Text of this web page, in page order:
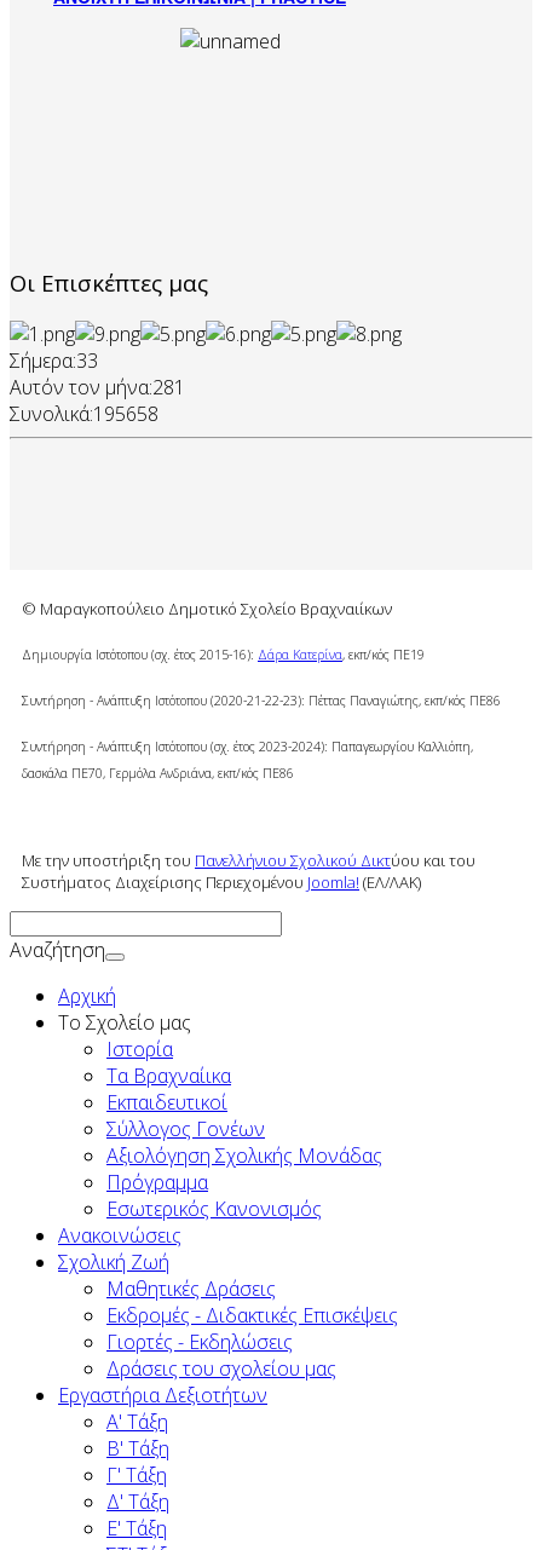
Οι Επισκέπτες μας
Σήμερα:33
Αυτόν τον μήνα:281
Συνολικά:195658
© Μαραγκοπούλειο Δημοτικό Σχολείο Βραχναιίκων
Δημιουργία Ιστότοπου (σχ. έτος 2015-16): Δάρα Κατερίνα, εκπ/κός ΠΕ19
Συντήρηση - Ανάπτυξη Ιστότοπου (2020-21-22-23): Πέττας Παναγιώτης, εκπ/κός ΠΕ86
Συντήρηση - Ανάπτυξη Ιστότοπου (σχ. έτος 2023-2024): Παπαγεωργίου Καλλιόπη,
δασκάλα ΠΕ70, Γερμόλα Ανδριάνα, εκπ/κός ΠΕ86
Με την υποστήριξη του Πανελλήνιου Σχολικού Δικτύου και του
Συστήματος Διαχείρισης Περιεχομένου Joomla! (ΕΛ/ΛΑΚ)
Αναζήτηση
Αρχική
To Σχολείο μας
Ιστορία
Τα Βραχναίικα
Εκπαιδευτικοί
Σύλλογος Γονέων
Αξιολόγηση Σχολικής Μονάδας
Πρόγραμμα
Εσωτερικός Κανονισμός
Ανακοινώσεις
Σχολική Ζωή
Μαθητικές Δράσεις
Εκδρομές - Διδακτικές Επισκέψεις
Γιορτές - Εκδηλώσεις
Δράσεις του σχολείου μας
Εργαστήρια Δεξιοτήτων
Α' Τάξη
Β' Τάξη
Γ' Τάξη
Δ' Τάξη
Ε' Τάξη